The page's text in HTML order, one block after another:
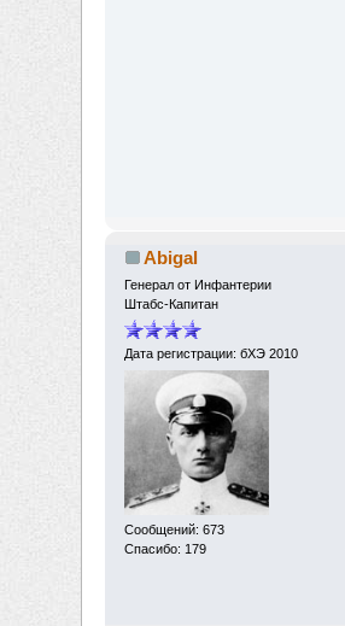
Abigal
Генерал от Инфантерии
Штабс-Капитан
Дата регистрации: бХЭ 2010
Сообщений: 673
Спасибо: 179